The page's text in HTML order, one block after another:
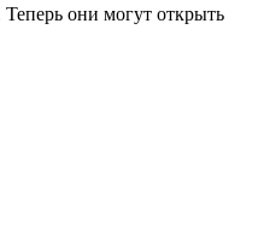
они могут открыть